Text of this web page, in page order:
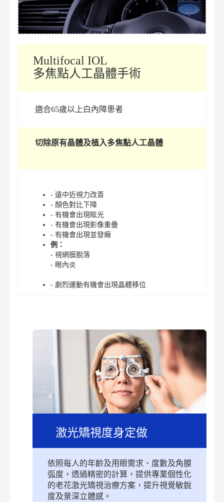
Multifocal IOL
多焦點人工晶體手術
適合65歲以上白內障患者
切除原有晶體及植入多焦點人工晶體
- 遠中近視力改善
- 顏色對比下降
- 有機會出現眩光
- 有機會出現影像重疊
- 有機會出現並發癥
例：
- 視網膜脫落
- 眼內炎
- 劇烈運動有機會出現晶體移位
激光矯視度身定做
依照每人的年齡及用眼需求、度數及角膜
弧度，透過精密的計算，提供專業個性化
的老花激光矯視治療方案，提升視覺敏銳
度及景深立體感。